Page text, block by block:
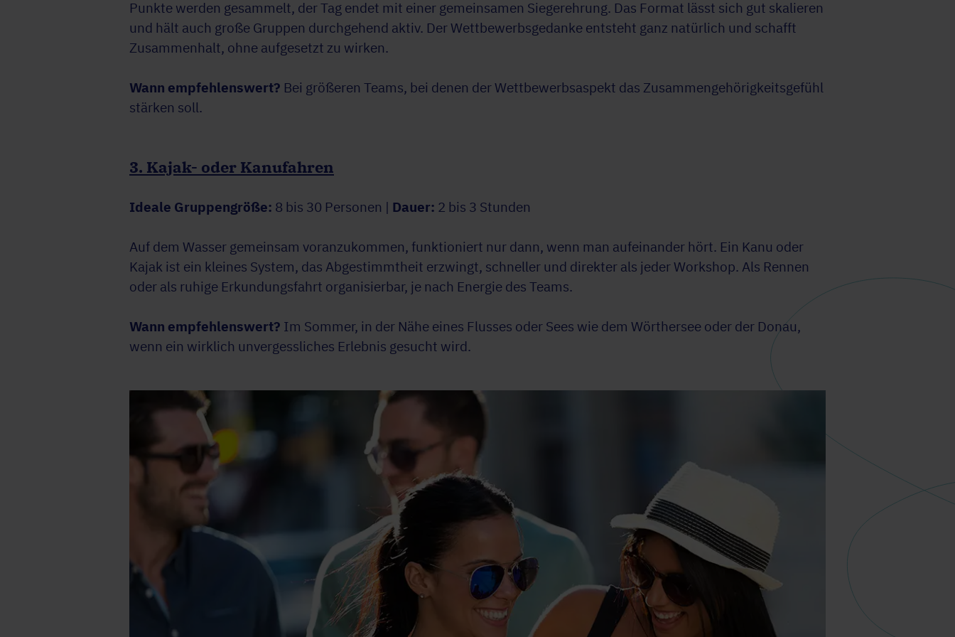
Punkte werden gesammelt, der Tag endet mit einer gemeinsamen Siegerehrung. Das Format lässt sich gut skalieren
und hält auch große Gruppen durchgehend aktiv. Der Wettbewerbsgedanke entsteht ganz natürlich und schafft
Zusammenhalt, ohne aufgesetzt zu wirken.
Wann empfehlenswert? Bei größeren Teams, bei denen der Wettbewerbsaspekt das Zusammengehörigkeitsgefühl
stärken soll.
3. Kajak- oder Kanufahren
Ideale Gruppengröße: 8 bis 30 Personen | Dauer: 2 bis 3 Stunden
Auf dem Wasser gemeinsam voranzukommen, funktioniert nur dann, wenn man aufeinander hört. Ein Kanu oder
Kajak ist ein kleines System, das Abgestimmtheit erzwingt, schneller und direkter als jeder Workshop. Als Rennen
oder als ruhige Erkundungsfahrt organisierbar, je nach Energie des Teams.
Wann empfehlenswert? Im Sommer, in der Nähe eines Flusses oder Sees wie dem Wörthersee oder der Donau,
wenn ein wirklich unvergessliches Erlebnis gesucht wird.